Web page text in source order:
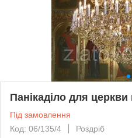
Панікаділо для церкви
Під замовлення
Код: 06/135/4
Роздріб